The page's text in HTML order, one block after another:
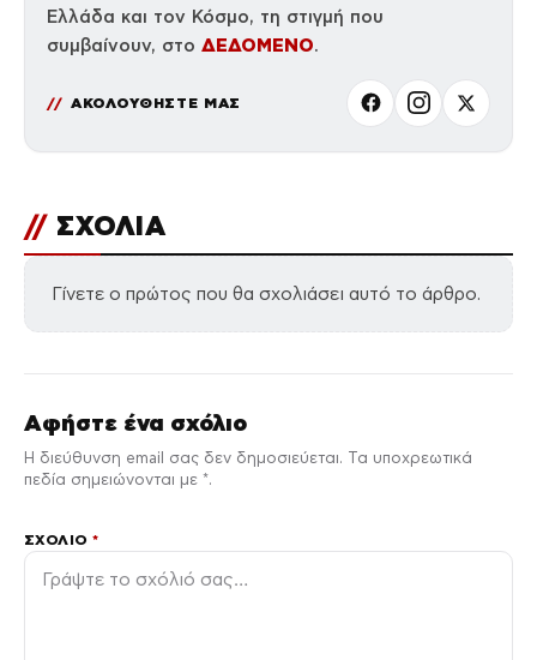
Ελλάδα και τον Κόσμο, τη στιγμή που
συμβαίνουν, στο ΔΕΔΟΜΕΝΟ.
ΑΚΟΛΟΥΘΗΣΤΕ ΜΑΣ
// ΣΧΟΛΙΑ
Γίνετε ο πρώτος που θα σχολιάσει αυτό το άρθρο.
Αφήστε ένα σχόλιο
Η διεύθυνση email σας δεν δημοσιεύεται. Τα υποχρεωτικά
πεδία σημειώνονται με *.
ΣΧΌΛΙΟ*